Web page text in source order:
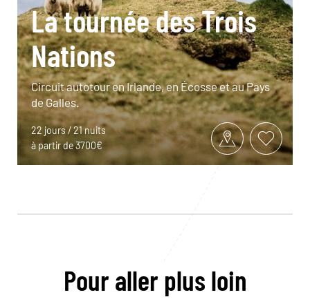
La tournée des Trois
Nations
Circuit autotour en Irlande, en Écosse et au Pays
de Galles.
22 jours / 21 nuits
à partir de 3700€
Pour aller plus loin